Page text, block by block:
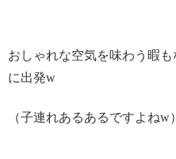
おしゃれな空気を味わう暇
に出発w
（子連れあるあるですよねw）